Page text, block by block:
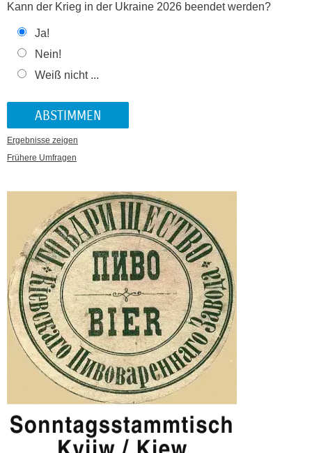
Kann der Krieg in der Ukraine 2026 beendet werden?
Ja!
Nein!
Weiß nicht ...
Ergebnisse zeigen
Frühere Umfragen